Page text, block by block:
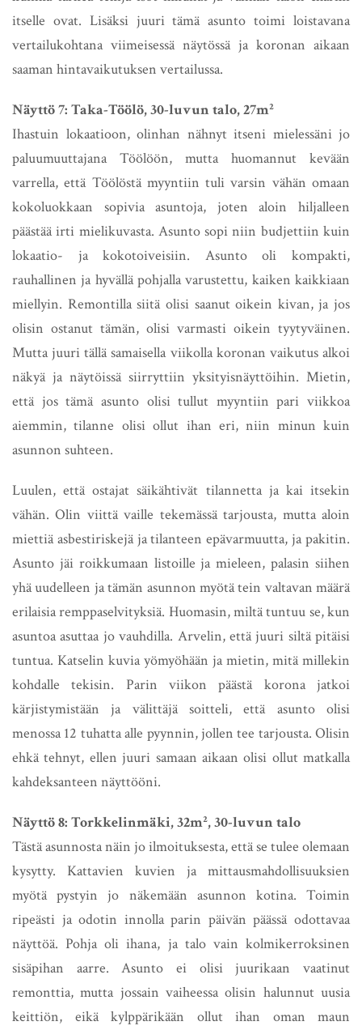
itselle ovat. Lisäksi juuri tämä asunto toimi loistavana
vertailukohtana viimeisessä näytössä ja koronan aikaan
saaman hintavaikutuksen vertailussa.
Näyttö 7: Taka-Töölö, 30-luvun talo, 27m²
Ihastuin lokaatioon, olinhan nähnyt itseni mielessäni jo
paluumuuttajana Töölöön, mutta huomannut kevään
varrella, että Töölöstä myyntiin tuli varsin vähän omaan
kokoluokkaan sopivia asuntoja, joten aloin hiljalleen
päästää irti mielikuvasta. Asunto sopi niin budjettiin kuin
lokaatio- ja kokotoiveisiin. Asunto oli kompakti,
rauhallinen ja hyvällä pohjalla varustettu, kaiken kaikkiaan
miellyin. Remontilla siitä olisi saanut oikein kivan, ja jos
olisin ostanut tämän, olisi varmasti oikein tyytyväinen.
Mutta juuri tällä samaisella viikolla koronan vaikutus alkoi
näkyä ja näytöissä siirryttiin yksityisnäyttöihin. Mietin,
että jos tämä asunto olisi tullut myyntiin pari viikkoa
aiemmin, tilanne olisi ollut ihan eri, niin minun kuin
asunnon suhteen.
Luulen, että ostajat säikähtivät tilannetta ja kai itsekin
vähän. Olin viittä vaille tekemässä tarjousta, mutta aloin
miettiä asbestiriskejä ja tilanteen epävarmuutta, ja pakitin.
Asunto jäi roikkumaan listoille ja mieleen, palasin siihen
yhä uudelleen ja tämän asunnon myötä tein valtavan määrä
erilaisia remppaselvityksiä. Huomasin, miltä tuntuu se, kun
asuntoa asuttaa jo vauhdilla. Arvelin, että juuri siltä pitäisi
tuntua. Katselin kuvia yömyöhään ja mietin, mitä millekin
kohdalle tekisin. Parin viikon päästä korona jatkoi
kärjistymistään ja välittäjä soitteli, että asunto olisi
menossa 12 tuhatta alle pyynnin, jollen tee tarjousta. Olisin
ehkä tehnyt, ellen juuri samaan aikaan olisi ollut matkalla
kahdeksanteen näyttööni.
Näyttö 8: Torkkelinmäki, 32m², 30-luvun talo
Tästä asunnosta näin jo ilmoituksesta, että se tulee olemaan
kysytty. Kattavien kuvien ja mittausmahdollisuuksien
myötä pystyin jo näkemään asunnon kotina. Toimin
ripeästi ja odotin innolla parin päivän päässä odottavaa
näyttöä. Pohja oli ihana, ja talo vain kolmikerroksinen
sisäpihan aarre. Asunto ei olisi juurikaan vaatinut
remonttia, mutta jossain vaiheessa olisin halunnut uusia
keittiön, eikä kylppärikään ollut ihan oman maun